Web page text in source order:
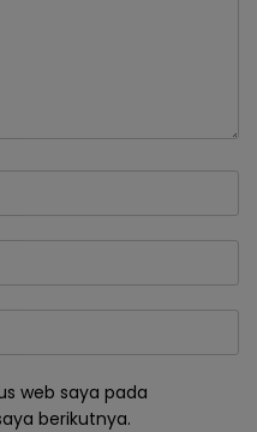
web saya pada
berikutnya.